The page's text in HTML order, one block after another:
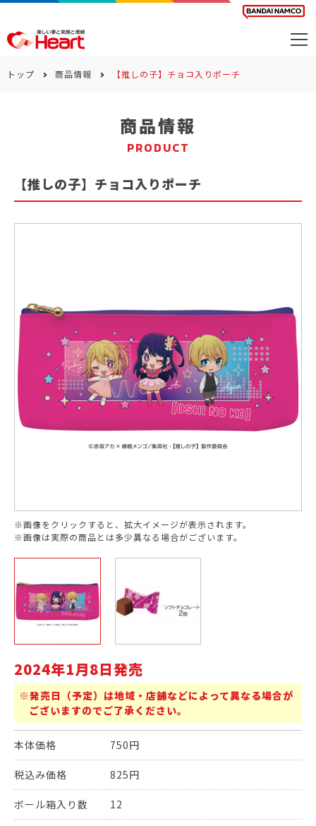
サステナビリティ
トップ 商品情報 【推しの子】チョコ入りポーチ
商品情報
PRODUCT
【推しの子】チョコ入りポーチ
※画像をクリックすると、拡大イメージが表示されます。
※画像は実際の商品とは多少異なる場合がございます。
2024年1月8日発売
※発売日（予定）は地域・店舗などによって異なる場合が
ございますのでご了承ください。
本体価格 750円
税込み価格 825円
ボール箱入り数 12